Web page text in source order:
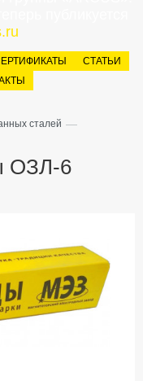
СТАТЬИ
сталей —
ОЗЛ-6